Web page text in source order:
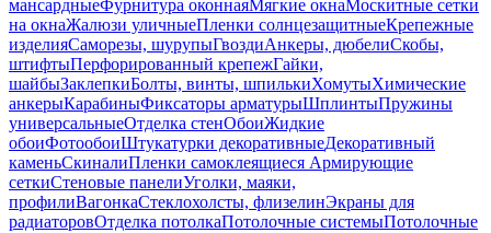
мансардныеФурнитура оконнаяМягкие окнаМоскитные сетки
на окнаЖалюзи уличныеПленки солнцезащитныеКрепежные
изделияСаморезы, шурупыГвоздиАнкеры, дюбелиСкобы,
штифтыПерфорированный крепежГайки,
шайбыЗаклепкиБолты, винты, шпилькиХомутыХимические
анкерыКарабиныФиксаторы арматурыШплинтыПружины
универсальныеОтделка стенОбоиЖидкие
обоиФотообоиШтукатурки декоративныеДекоративный
каменьСкиналиПленки самоклеящиеся Армирующие
сеткиСтеновые панелиУголки, маяки,
профилиВагонкаСтеклохолсты, флизелинЭкраны для
радиаторовОтделка потолкаПотолочные системыПотолочные